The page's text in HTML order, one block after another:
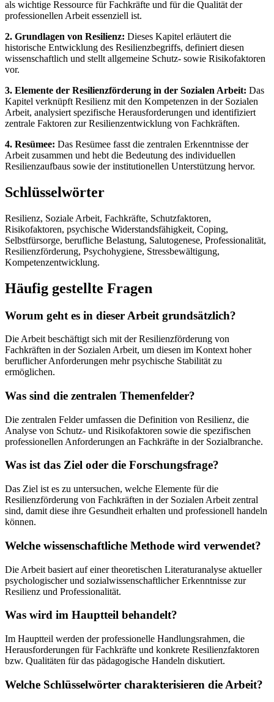
als wichtige Ressource für Fachkräfte und für die Qualität der
professionellen Arbeit essenziell ist.
2. Grundlagen von Resilienz: Dieses Kapitel erläutert die
historische Entwicklung des Resilienzbegriffs, definiert diesen
wissenschaftlich und stellt allgemeine Schutz- sowie Risikofaktoren
vor.
3. Elemente der Resilienzförderung in der Sozialen Arbeit: Das
Kapitel verknüpft Resilienz mit den Kompetenzen in der Sozialen
Arbeit, analysiert spezifische Herausforderungen und identifiziert
zentrale Faktoren zur Resilienzentwicklung von Fachkräften.
4. Resümee: Das Resümee fasst die zentralen Erkenntnisse der
Arbeit zusammen und hebt die Bedeutung des individuellen
Resilienzaufbaus sowie der institutionellen Unterstützung hervor.
Schlüsselwörter
Resilienz, Soziale Arbeit, Fachkräfte, Schutzfaktoren,
Risikofaktoren, psychische Widerstandsfähigkeit, Coping,
Selbstfürsorge, berufliche Belastung, Salutogenese, Professionalität,
Resilienzförderung, Psychohygiene, Stressbewältigung,
Kompetenzentwicklung.
Häufig gestellte Fragen
Worum geht es in dieser Arbeit grundsätzlich?
Die Arbeit beschäftigt sich mit der Resilienzförderung von
Fachkräften in der Sozialen Arbeit, um diesen im Kontext hoher
beruflicher Anforderungen mehr psychische Stabilität zu
ermöglichen.
Was sind die zentralen Themenfelder?
Die zentralen Felder umfassen die Definition von Resilienz, die
Analyse von Schutz- und Risikofaktoren sowie die spezifischen
professionellen Anforderungen an Fachkräfte in der Sozialbranche.
Was ist das Ziel oder die Forschungsfrage?
Das Ziel ist es zu untersuchen, welche Elemente für die
Resilienzförderung von Fachkräften in der Sozialen Arbeit zentral
sind, damit diese ihre Gesundheit erhalten und professionell handeln
können.
Welche wissenschaftliche Methode wird verwendet?
Die Arbeit basiert auf einer theoretischen Literaturanalyse aktueller
psychologischer und sozialwissenschaftlicher Erkenntnisse zur
Resilienz und Professionalität.
Was wird im Hauptteil behandelt?
Im Hauptteil werden der professionelle Handlungsrahmen, die
Herausforderungen für Fachkräfte und konkrete Resilienzfaktoren
bzw. Qualitäten für das pädagogische Handeln diskutiert.
Welche Schlüsselwörter charakterisieren die Arbeit?